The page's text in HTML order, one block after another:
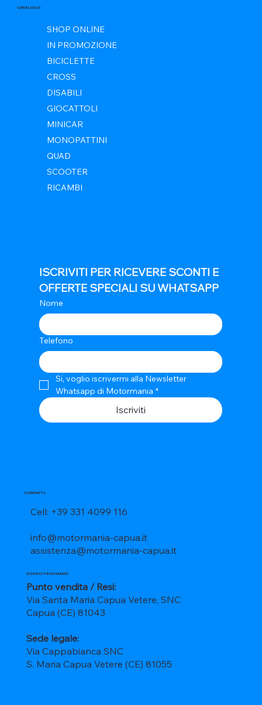
CATALOGO
SHOP ONLINE
IN PROMOZIONE
BICICLETTE
CROSS
DISABILI
GIOCATTOLI
MINICAR
MONOPATTINI
QUAD
SCOOTER
RICAMBI
CONTATTI
Cell: +39 331 4099 116
info@motormania-capua.it
assistenza@motormania-capua.it
DOVE CI TROVIAMO?
Punto vendita / Resi:
Via Santa Maria Capua Vetere, SNC
Capua (CE) 81043
Sede legale:
Via Cappabianca SNC
S. Maria Capua Vetere (CE) 81055
ISCRIVITI PER RICEVERE SCONTI E
OFFERTE SPECIALI SU WHATSAPP
Nome
Telefono
Si, voglio iscrivermi alla Newsletter
Whatsapp di Motormania *
Iscriviti